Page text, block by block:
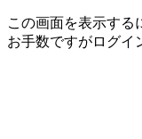
この画面を表示する
お手数ですがログイ